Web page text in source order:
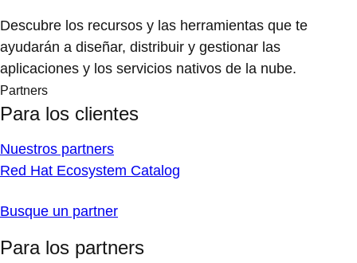
Descubre los recursos y las herramientas que te
ayudarán a diseñar, distribuir y gestionar las
aplicaciones y los servicios nativos de la nube.
Partners
Para los clientes
Nuestros partners
Red Hat Ecosystem Catalog
Busque un partner
Para los partners